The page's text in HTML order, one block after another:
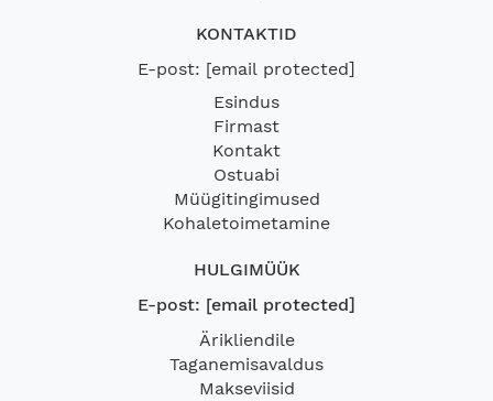
KONTAKTID
E-post: [email protected]
Esindus
Firmast
Kontakt
Ostuabi
Müügitingimused
Kohaletoimetamine
HULGIMÜÜK
E-post: [email protected]
Ärikliendile
Taganemisavaldus
Makseviisid